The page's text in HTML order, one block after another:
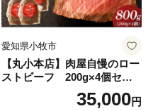
一度おこし下さい。
組「news おかえり」
愛知県小牧市
【丸小本店】肉屋自慢のロー
ストビーフ 200g×4個セッ
35,000円